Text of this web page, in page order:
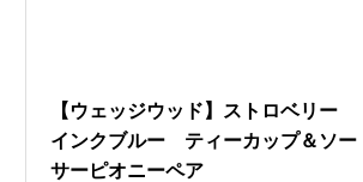
【ウェッジウッド】ストロベリー
インクブルー ティーカップ＆ソー
サーピオニーペア